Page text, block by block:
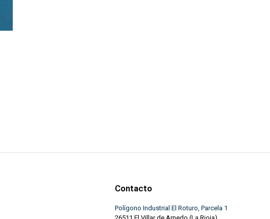
Contacto
Polígono Industrial El Roturo, Parcela 1